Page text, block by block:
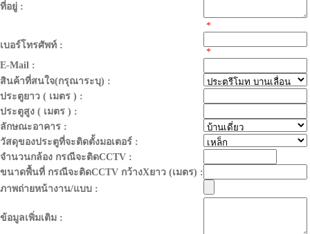
ที่อยู่ :
*
เบอร์โทรศัพท์ :
*
E-Mail :
สินค้าที่สนใจ(กรุณาระบุ) :
ประตูยาว ( เมตร ) :
ประตูสูง ( เมตร ) :
ลักษณะอาคาร :
วัสดุของประตูที่จะติดตั้งมอเตอร์ :
จำนวนกล้อง กรณีจะติดCCTV :
ขนาดพื้นที่ กรณีจะติดCCTV กว้างXยาว (เมตร) :
ภาพถ่ายหน้างาน/แบบ :
ข้อมูลเพิ่มเติม :